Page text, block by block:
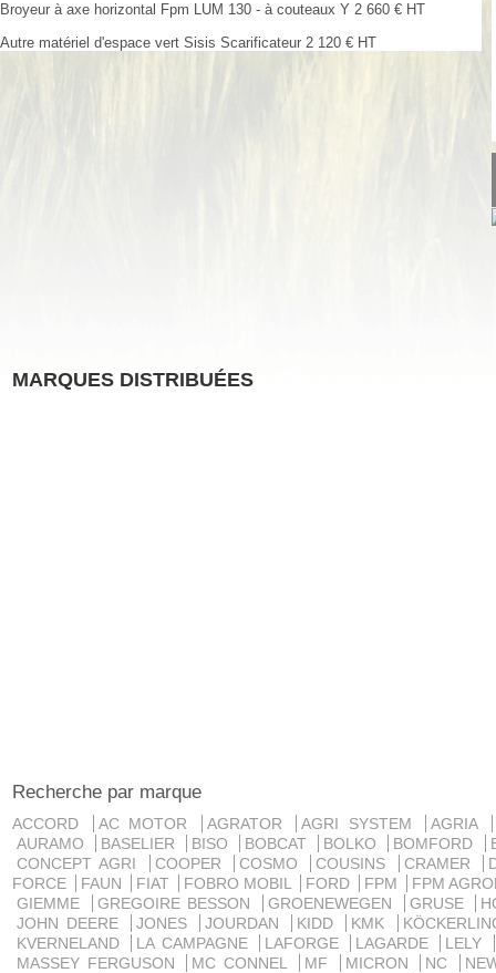
Broyeur à axe horizontal Fpm LUM 130 - à couteaux Y 2 660 € HT
Autre matériel d'espace vert Sisis Scarificateur 2 120 € HT
MARQUES DISTRIBUÉES
Recherche par marque
ACCORD AC MOTOR AGRATOR AGRI SYSTEM
AGRIA
AURAMO
BASELIER BISO BOBCAT BOLKO BOMFORD
CONCEPT AGRI
COOPER COSMO COUSINS CRAMER
FORCE
FAUN FIAT FOBRO MOBIL FORD FPM
FPM
GIEMME
GREGOIRE BESSON GROENEWEGEN GRUSE
JOHN DEERE
JONES JOURDAN KIDD KMK
KVERNELAND
LA CAMPAGNE LAFORGE LAGARDE
LELY
MASSEY FERGUSON
MC CONNEL MF MICRON NC